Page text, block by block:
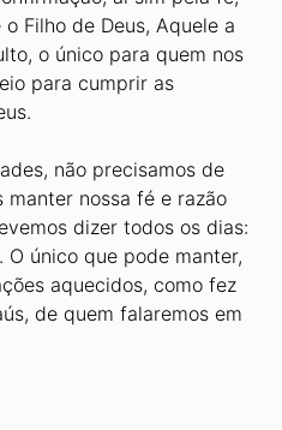
Filho de Deus, Aquele a
o único para quem nos
para cumprir as
não precisamos de
manter nossa fé e razão
dizer todos os dias:
O único que pode manter,
aquecidos, como fez
de quem falaremos em